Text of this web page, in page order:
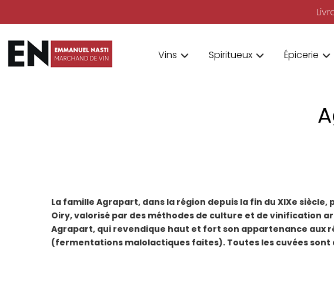
Vins Spiritueux Épicerie
La famille Agrapart, dans la région depuis la fin du XIXe
Oiry, valorisé par des méthodes de culture et de vinification
Agrapart, qui revendique haut et fort son appartenance aux
(fermentations malolactiques faites). Toutes les cuvées sont